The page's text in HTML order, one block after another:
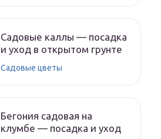
Садовые каллы — посадка
и уход в открытом грунте
Садовые цветы
Бегония садовая на
клумбе — посадка и уход